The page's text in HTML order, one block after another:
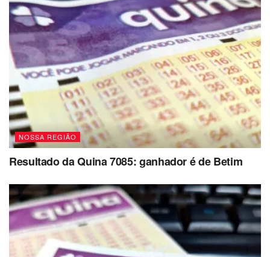
NOSSA REGIÃO
Resultado da Quina 7085: ganhador é de Betim